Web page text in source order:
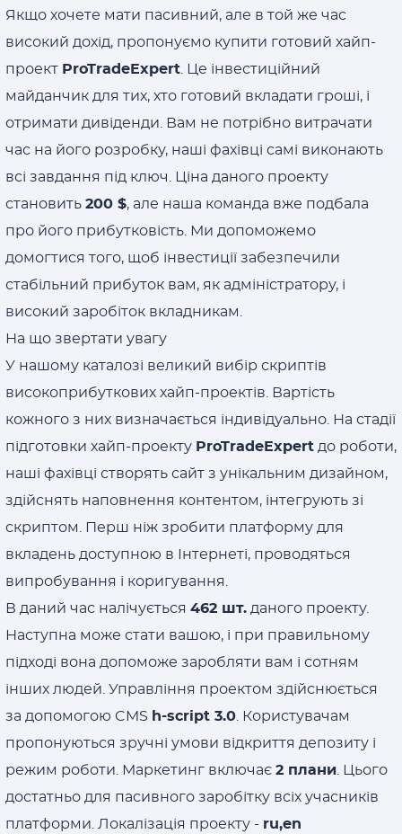
Якщо хочете мати пасивний, але в той же час
високий дохід, пропонуємо купити готовий хайп-
проект ProTradeExpert . Це інвестиційний
майданчик для тих, хто готовий вкладати гроші, і
отримати дивіденди. Вам не потрібно витрачати
час на його розробку, наші фахівці самі виконають
всі завдання під ключ. Ціна даного проекту
становить 200 $, але наша команда вже подбала
про його прибутковість. Ми допоможемо
домогтися того, щоб інвестиції забезпечили
стабільний прибуток вам, як адміністратору, і
високий заробіток вкладникам.
На що звертати увагу
У нашому каталозі великий вибір скриптів
високоприбуткових хайп-проектів. Вартість
кожного з них визначається індивідуально. На стадії
підготовки хайп-проекту ProTradeExpert до роботи,
наші фахівці створять сайт з унікальним дизайном,
здійснять наповнення контентом, інтегрують зі
скриптом. Перш ніж зробити платформу для
вкладень доступною в Інтернеті, проводяться
випробування і коригування.
В даний час налічується 462 шт. даного проекту.
Наступна може стати вашою, і при правильному
підході вона допоможе заробляти вам і сотням
інших людей. Управління проектом здійснюється
за допомогою CMS h-script 3.0 . Користувачам
пропонуються зручні умови відкриття депозиту і
режим роботи. Маркетинг включає 2 плани . Цього
достатньо для пасивного заробітку всіх учасників
платформи. Локалізація проекту - ru,en